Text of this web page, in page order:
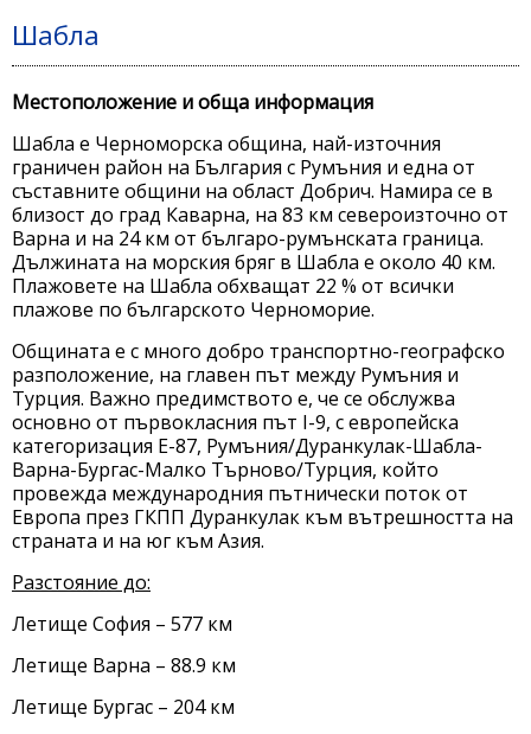
Шабла
Местоположение и обща информация
Шабла е Черноморска община, най-източния
граничен район на България с Румъния и една от
съставните общини на област Добрич. Намира се в
близост до град Каварна, на 83 км североизточно от
Варна и на 24 км от българо-румънската граница.
Дължината на морския бряг в Шабла е около 40 км.
Плажовете на Шабла обхващат 22 % от всички
плажове по българското Черноморие.
Общината е с много добро транспортно-географско
разположение, на главен път между Румъния и
Турция. Важно предимството е, че се обслужва
основно от първокласния път І-9, с европейска
категоризация Е-87, Румъния/Дуранкулак-Шабла-
Варна-Бургас-Малко Търново/Турция, който
провежда международния пътнически поток от
Европа през ГКПП Дуранкулак към вътрешността на
страната и на юг към Азия.
Разстояние до:
Летище София – 577 км
Летище Варна – 88.9 км
Летище Бургас – 204 км